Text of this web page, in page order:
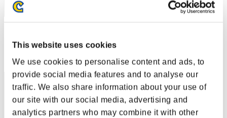
This website uses cookies
We use cookies to personalise content and ads, to
provide social media features and to analyse our
traffic. We also share information about your use of
our site with our social media, advertising and
analytics partners who may combine it with other
RANK
12